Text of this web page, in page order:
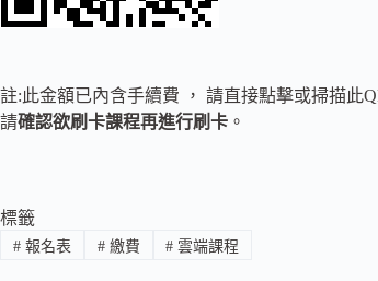
註:此金額已內含手續費 ， 請直接點擊或掃描此
請確認欲刷卡課程再進行刷卡 。
標籤
#報名表 #繳費 # 雲端課程